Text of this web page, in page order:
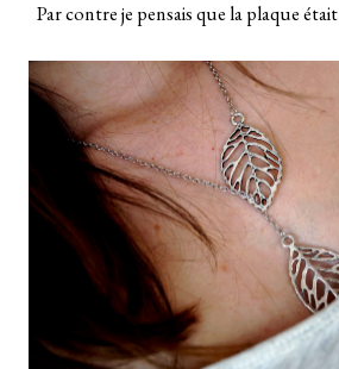
Par contre je pensais que la plaque